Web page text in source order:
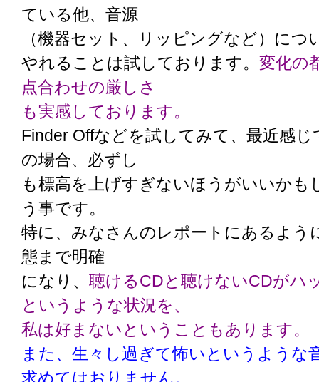
ている他、音源
（機器セット、リッピングなど）につ
やれることは試しております。 変化の
点合わせの厳しさ
も実感しております。
Finder Offなどを試してみて、最近感
の場合、必ずし
も標高を上げすぎないほうがいいかも
う事です。
特に、みなさんのレポートにあるよう
態まで明確
になり、 聴けるCDと聴けないCDがハ
というような状況を、
私は好まないということもあります。
また、生々し過ぎて怖いというような
求めてはおりません。